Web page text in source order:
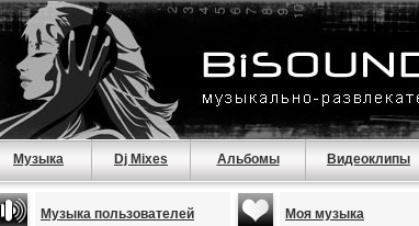
Музыка Dj Mixes Альбомы Видеоклипы
Музыка пользователей Моя музыка